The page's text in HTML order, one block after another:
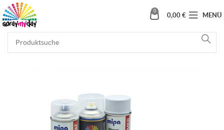
0
0,00 € MENÜ